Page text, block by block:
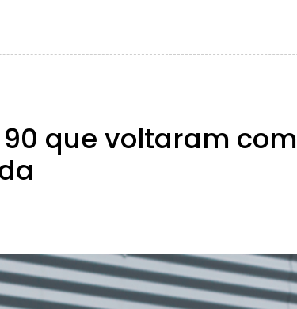
que voltaram com